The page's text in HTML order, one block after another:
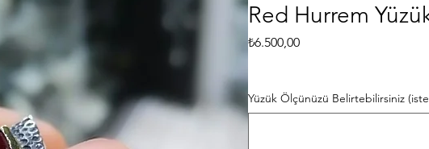
Red Hurrem
₺6.500,00Fiyat
Yüzük Ölçünüzü Belirtebilirsiniz